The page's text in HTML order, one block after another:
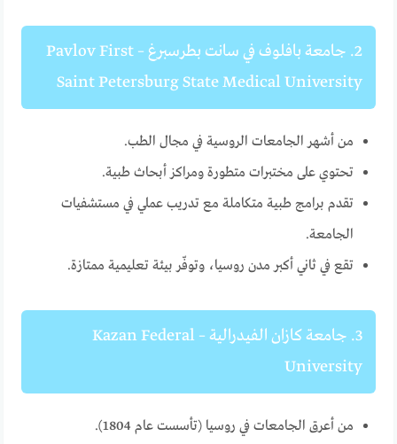
2. جامعة بافلوف في سانت بطرسبرغ – Pavlov First
Saint Petersburg State Medical University
من أشهر الجامعات الروسية في مجال الطب.
تحتوي على مختبرات متطورة ومراكز أبحاث طبية.
تقدم برامج طبية متكاملة مع تدريب عملي في مستشفيات
الجامعة.
تقع في ثاني أكبر مدن روسيا، وتوفّر بيئة تعليمية ممتازة.
3. جامعة كازان الفيدرالية – Kazan Federal
University
من أعرق الجامعات في روسيا (تأسست عام 1804).